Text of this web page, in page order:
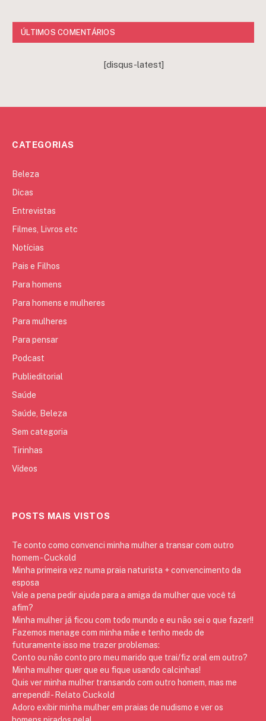
ÚLTIMOS COMENTÁRIOS
[disqus-latest]
CATEGORIAS
Beleza
Dicas
Entrevistas
Filmes, Livros etc
Notícias
Pais e Filhos
Para homens
Para homens e mulheres
Para mulheres
Para pensar
Podcast
Publieditorial
Saúde
Saúde, Beleza
Sem categoria
Tirinhas
Vídeos
POSTS MAIS VISTOS
Te conto como convenci minha mulher a transar com outro
homem - Cuckold
Minha primeira vez numa praia naturista + convencimento da
esposa
Vale a pena pedir ajuda para a amiga da mulher que você tá
afim?
Minha mulher já ficou com todo mundo e eu não sei o que fazer!!
Fazemos menage com minha mãe e tenho medo de
futuramente isso me trazer problemas:
Conto ou não conto pro meu marido que trai/fiz oral em outro?
Minha mulher quer que eu fique usando calcinhas!
Quis ver minha mulher transando com outro homem, mas me
arrependi! - Relato Cuckold
Adoro exibir minha mulher em praias de nudismo e ver os